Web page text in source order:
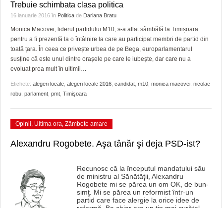
Trebuie schimbata clasa politica
16 ianuarie 2016 în Politica de Dariana Bratu
Monica Macovei, liderul partidului M10, s-a aflat sâmbătă la Timișoara
pentru a fi prezentă la o întâlnire la care au participat membri de partid din
toată țara. În ceea ce privește urbea de pe Bega, europarlamentarul
susține că este unul dintre orașele pe care le iubește, dar care nu a
evoluat prea mult în ultimii…
Etichete: alegeri locale, alegeri locale 2016, candidat, m10, monica macovei, nicolae
robu, parlament, pmt, Timişoara
Opinii, Ultima ora, Zâmbete amare
Alexandru Rogobete. Aşa tânăr şi deja PSD-ist?
Recunosc că la începutul mandatului său
de ministru al Sănătăţii, Alexandru
Rogobete mi se părea un om OK, de bun-
simţ. Mi se părea un reformist într-un
partid care face alergie la orice idee de